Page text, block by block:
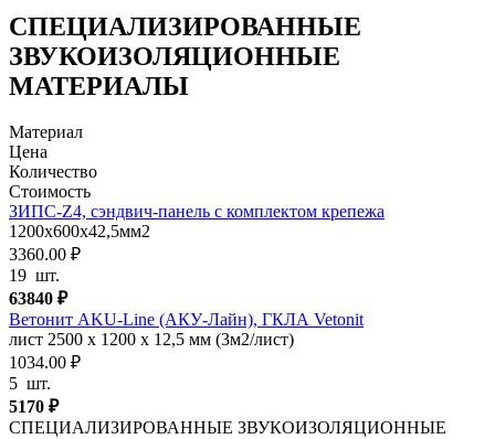
СПЕЦИАЛИЗИРОВАННЫЕ
ЗВУКОИЗОЛЯЦИОННЫЕ
МАТЕРИАЛЫ
Материал
Цена
Количество
Стоимость
ЗИПС-Z4, сэндвич-панель с комплектом крепежа
1200х600х42,5мм2
3360.00 ₽
19 шт.
63840 ₽
Ветонит AKU-Line (AКУ-Лайн), ГКЛА Vetonit
лист 2500 х 1200 х 12,5 мм (3м2/лист)
1034.00 ₽
5 шт.
5170 ₽
СПЕЦИАЛИЗИРОВАННЫЕ ЗВУКОИЗОЛЯЦИОННЫЕ